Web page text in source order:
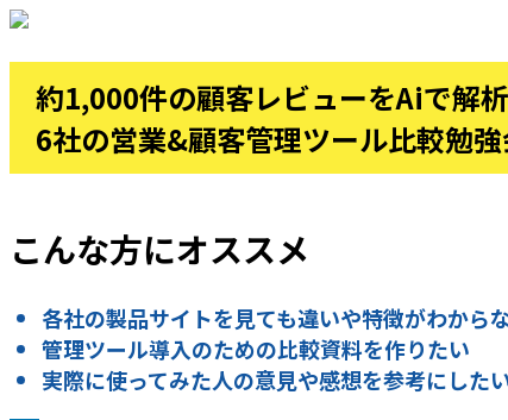
約1,000件の顧客レビューをAiで解析
6社の営業&顧客管理ツール比較勉
こんな方にオススメ
各社の製品サイトを見ても違いや特徴がわから
管理ツール導入のための比較資料を作りたい
実際に使ってみた人の意見や感想を参考にした